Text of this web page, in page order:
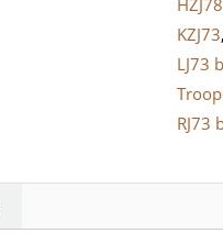
KZJ73,
LJ73
RJ73